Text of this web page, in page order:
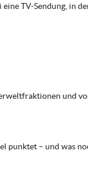
TV-Sendung, in
und
punktet – und was